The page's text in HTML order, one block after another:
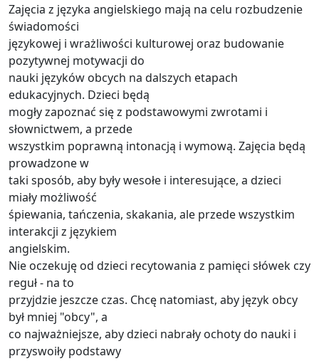
Zajęcia z języka angielskiego mają na celu rozbudzenie
świadomości
językowej i wrażliwości kulturowej oraz budowanie
pozytywnej motywacji do
nauki języków obcych na dalszych etapach
edukacyjnych. Dzieci będą
mogły zapoznać się z podstawowymi zwrotami i
słownictwem, a przede
wszystkim poprawną intonacją i wymową. Zajęcia będą
prowadzone w
taki sposób, aby były wesołe i interesujące, a dzieci
miały możliwość
śpiewania, tańczenia, skakania, ale przede wszystkim
interakcji z językiem
angielskim.
Nie oczekuję od dzieci recytowania z pamięci słówek czy
reguł - na to
przyjdzie jeszcze czas. Chcę natomiast, aby język obcy
był mniej "obcy", a
co najważniejsze, aby dzieci nabrały ochoty do nauki i
przyswoiły podstawy